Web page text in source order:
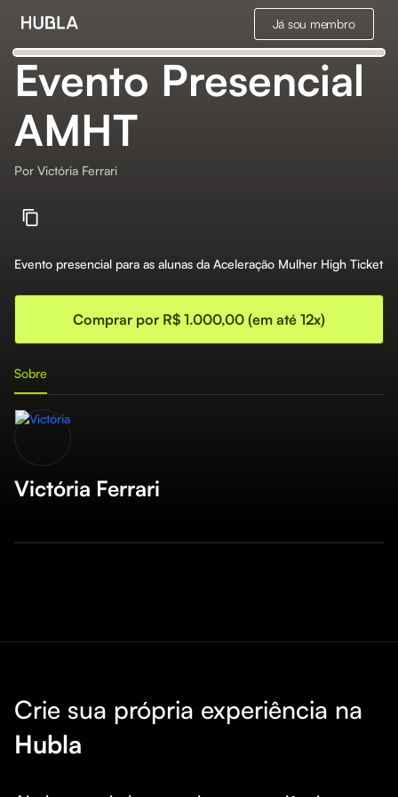
Já sou membro
Evento Presencial
AMHT
Por Victória Ferrari
Evento presencial para as alunas da Aceleração Mulher High Ticket
Comprar por R$ 1.000,00 (em até 12x)
Sobre
Victória Ferrari
Crie sua própria experiência na
Hubla